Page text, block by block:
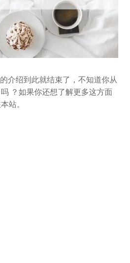
介绍到此就结束了，不知道你从
？如果你还想了解更多这方面
站。